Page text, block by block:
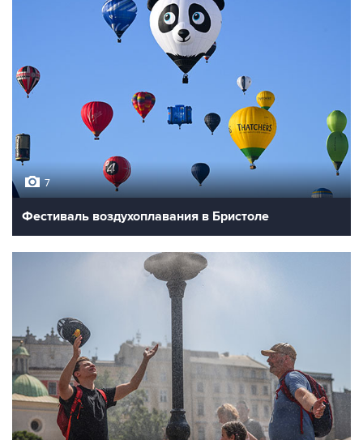
7
Фестиваль воздухоплавания в Бристоле